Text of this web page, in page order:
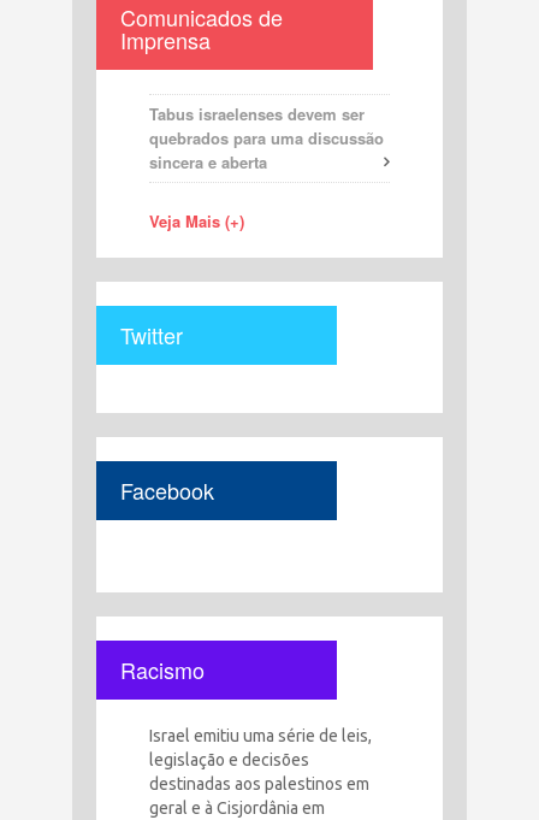
Comunicados de
Imprensa
Tabus israelenses devem ser
quebrados para uma discussão
sincera e aberta
Veja Mais (+)
Twitter
Facebook
Racismo
Israel emitiu uma série de leis,
legislação e decisões
destinadas aos palestinos em
geral e à Cisjordânia em